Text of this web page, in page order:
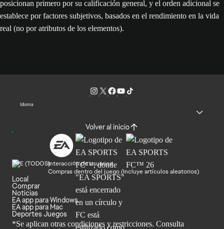
posicionan primero por su calificación general, y el orden adicional se
establece por factores subjetivos, basados en el rendimiento en la vida
real (no por atributos de los elementos).
Idioma
Volver al inicio
Interacción de usuarios
Compras dentro del juego (Incluye artículos aleatorios)
Local
Comprar
Noticias
EA app para Windows
EA app para Mac
Deportes Juegos
*Se aplican otras condiciones y restricciones. Consulta